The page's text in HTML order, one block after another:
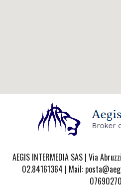
AEGIS INTERMEDIA SAS | Via
02.84161364 | Mail: